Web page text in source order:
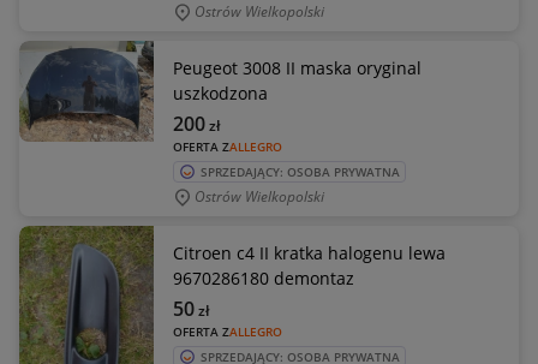
Ostrów Wielkopolski
Peugeot 3008 II maska oryginal
uszkodzona
OFERTA ZALLEGRO
200zł
SPRZEDAJĄCY: OSOBA PRYWATNA
Ostrów Wielkopolski
Citroen c4 II kratka halogenu lewa
9670286180 demontaz
OFERTA ZALLEGRO
50zł
SPRZEDAJĄCY: OSOBA PRYWATNA